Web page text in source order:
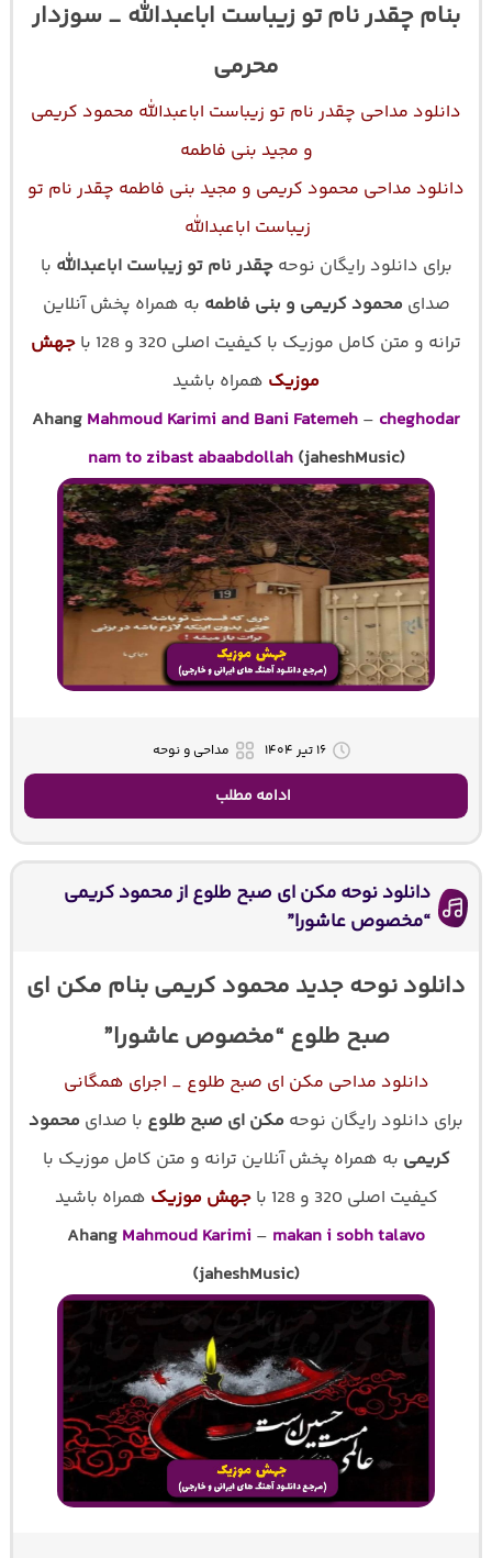
بنام چقدر نام تو زیباست اباعبدالله _ سوزدار
محرمی
دانلود مداحی چقدر نام تو زیباست اباعبدالله محمود کریمی
و مجید بنی فاطمه
دانلود مداحی محمود کریمی و مجید بنی فاطمه چقدر نام تو
زیباست اباعبدالله
برای دانلود رایگان نوحهچقدر نام تو زیباست اباعبدالله با
صدایمحمود کریمی و بنی فاطمه به همراه پخش آنلاین
ترانه و متن کامل موزیک با کیفیت اصلی 320 و 128 با
جهش
موزیک همراه باشید
Ahang Mahmoud Karimi and Bani Fatemeh – cheghodar
nam to zibast abaabdollah(jaheshMusic)
۱۶ تیر ۱۴۰۴ مداحی و نوحه
ادامه مطلب
دانلود نوحه مکن ای صبح طلوع از محمود کریمی
“مخصوص عاشورا”
دانلود نوحه جدید محمود کریمی بنام مکن ای
صبح طلوع “مخصوص عاشورا”
دانلود مداحی مکن ای صبح طلوع _ اجرای همگانی
برای دانلود رایگان نوحه مکن ای صبح طلوع با صدای محمود
کریمی به همراه پخش آنلاین ترانه و متن کامل موزیک با
کیفیت اصلی 320 و 128 با
جهش موزیک همراه باشید
Ahang Mahmoud Karimi – makan i sobh talavo
(jaheshMusic)